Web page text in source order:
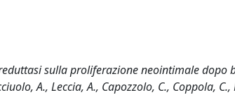
sulla proliferazione neointimale dopo
A., Leccia, A., Capozzolo, C., Coppola,